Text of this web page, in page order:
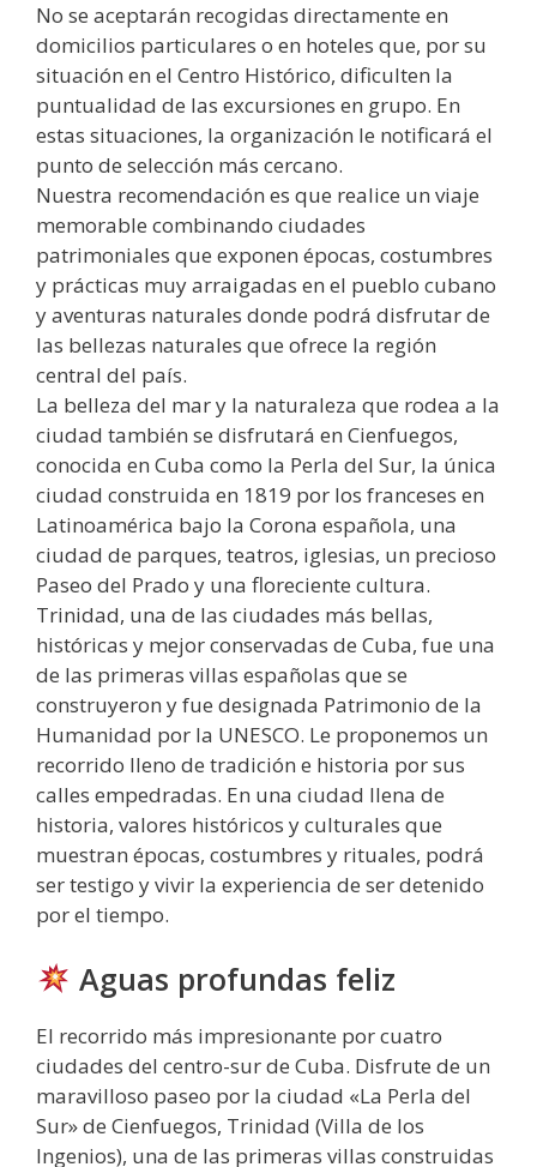
No se aceptarán recogidas directamente en
domicilios particulares o en hoteles que, por su
situación en el Centro Histórico, dificulten la
puntualidad de las excursiones en grupo. En
estas situaciones, la organización le notificará el
punto de selección más cercano.
Nuestra recomendación es que realice un viaje
memorable combinando ciudades
patrimoniales que exponen épocas, costumbres
y prácticas muy arraigadas en el pueblo cubano
y aventuras naturales donde podrá disfrutar de
las bellezas naturales que ofrece la región
central del país.
La belleza del mar y la naturaleza que rodea a la
ciudad también se disfrutará en Cienfuegos,
conocida en Cuba como la Perla del Sur, la única
ciudad construida en 1819 por los franceses en
Latinoamérica bajo la Corona española, una
ciudad de parques, teatros, iglesias, un precioso
Paseo del Prado y una floreciente cultura.
Trinidad, una de las ciudades más bellas,
históricas y mejor conservadas de Cuba, fue una
de las primeras villas españolas que se
construyeron y fue designada Patrimonio de la
Humanidad por la UNESCO. Le proponemos un
recorrido lleno de tradición e historia por sus
calles empedradas. En una ciudad llena de
historia, valores históricos y culturales que
muestran épocas, costumbres y rituales, podrá
ser testigo y vivir la experiencia de ser detenido
por el tiempo.
Aguas profundas feliz
El recorrido más impresionante por cuatro
ciudades del centro-sur de Cuba. Disfrute de un
maravilloso paseo por la ciudad «La Perla del
Sur» de Cienfuegos, Trinidad (Villa de los
Ingenios), una de las primeras villas construidas